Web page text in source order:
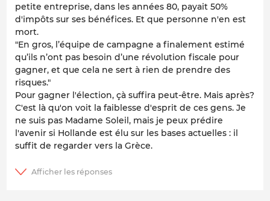
petite entreprise, dans les années 80, payait 50%
d'impôts sur ses bénéfices. Et que personne n'en est
mort.
"En gros, l’équipe de campagne a finalement estimé
qu’ils n’ont pas besoin d’une révolution fiscale pour
gagner, et que cela ne sert à rien de prendre des
risques."
Pour gagner l'élection, çà suffira peut-être. Mais après?
C'est là qu'on voit la faiblesse d'esprit de ces gens. Je
ne suis pas Madame Soleil, mais je peux prédire
l'avenir si Hollande est élu sur les bases actuelles : il
suffit de regarder vers la Grèce.